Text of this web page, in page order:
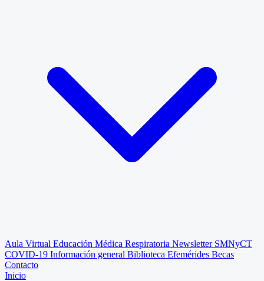
Aula Virtual Educación Médica Respiratoria Newsletter SMNyCT
COVID-19 Información general Biblioteca Efemérides Becas
Contacto
Inicio